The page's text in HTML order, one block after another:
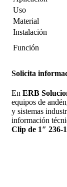
Uso
Material
Instalación
Función
Solicita
En ERB
equipos de
y sistemas
información
Clip de 1″ 236-